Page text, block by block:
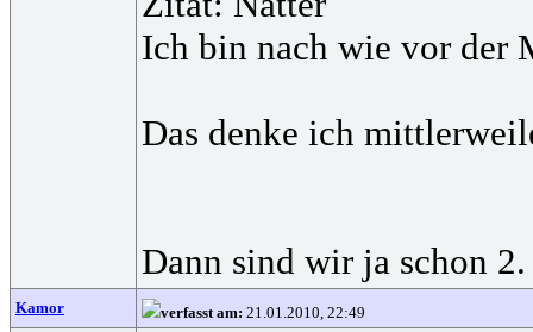
Ich bin nach wie vor der
Das denke ich
Dann sind wir ja schon
Kamor verfasst am: 21.01.2010, 22:49